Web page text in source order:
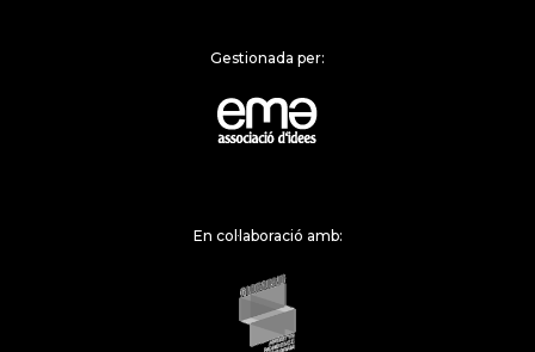
Gestionada per:
En col·laboració amb: